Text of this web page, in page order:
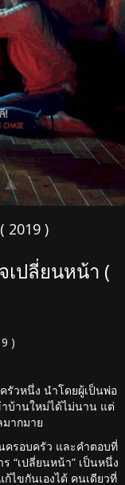
2019 )
เปลี่ยนหน้า (
)
รัวหนึ่ง นำโดยผู้เป็นพ่อ
าบ้านใหม่ได้ไม่นาน แต่
ากมาย
ครอบครัว และคำตอบที่
“เปลี่ยนหน้า” เป็นหนึ่ง
ไขกันเองได้ คนเดียวที่